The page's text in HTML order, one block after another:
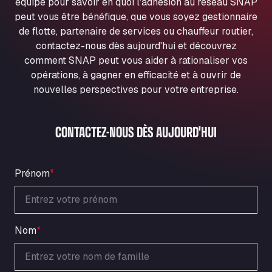
Ul. Torunska 147, 85884
Aqua Ariva GmbH
Marie-Curie-Straße 24, 68219
Aral Autohof Bockel
An der Autobahn 1, 27404
ARAL Autohof Bockenem
ARAL Autohof Merklingen
Nellinger Str. 24, 89188
Schellweilerstraße 1, 66871
ARAL Tankstelle - XXL Truckwash.de
GmbH
Obernburger Str. 127, 63811
Ardleigh South Services
a120 westbound, CO77SL
Area 47 Hermanos Rico
peut vous être bénéfique, que vous soyez gestionnaire
de flotte, partenaire de services ou chauffeur routier,
contactez-nous dès aujourd'hui et découvrez
comment SNAP peut vous aider à rationaliser vos
opérations, à gagner en efficacité et à ouvrir de
nouvelles perspectives pour votre entreprise.
CONTACTEZ-NOUS DÈS AUJOURD'HUI
Prénom*
Nom*